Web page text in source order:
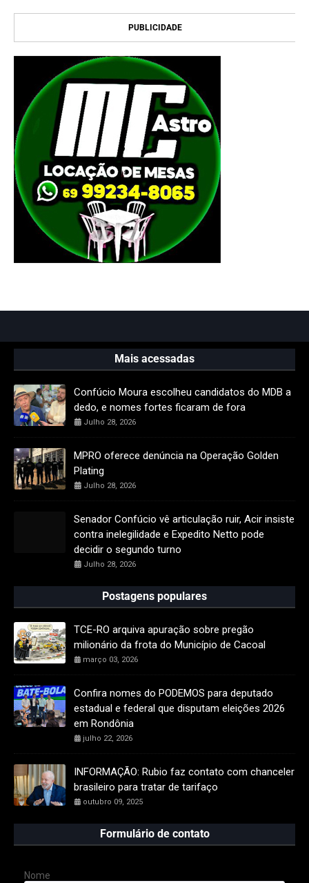
PUBLICIDADE
Mais acessadas
Confúcio Moura escolheu candidatos do MDB a
dedo, e nomes fortes ficaram de fora
Julho 28, 2026
MPRO oferece denúncia na Operação Golden
Plating
Julho 28, 2026
Senador Confúcio vê articulação ruir, Acir insiste
contra inelegilidade e Expedito Netto pode
decidir o segundo turno
Julho 28, 2026
Postagens populares
TCE-RO arquiva apuração sobre pregão
milionário da frota do Município de Cacoal
março 03, 2026
Confira nomes do PODEMOS para deputado
estadual e federal que disputam eleições 2026
em Rondônia
julho 22, 2026
INFORMAÇÃO: Rubio faz contato com chanceler
brasileiro para tratar de tarifaço
outubro 09, 2025
Formulário de contato
Nome